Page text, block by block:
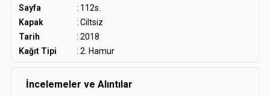
Dakikalarımı tekrar eden güvercinlere dek
Zirveye çıkarın içgüdünün beyaz gökyüzünde
Kaybolmuş temiz bir ilişkiye dönüştürün
Sayfa
: 112s.
Kapak
: Ciltsiz
Tarih
: 2018
Kağıt Tipi
: 2. Hamur
İncelemeler ve Alıntılar